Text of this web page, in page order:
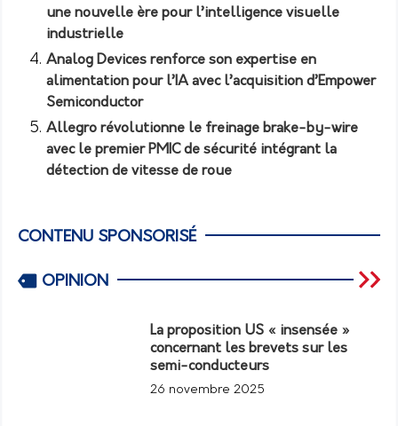
une nouvelle ère pour l’intelligence visuelle
industrielle
Analog Devices renforce son expertise en
alimentation pour l’IA avec l’acquisition d’Empower
Semiconductor
Allegro révolutionne le freinage brake-by-wire
avec le premier PMIC de sécurité intégrant la
détection de vitesse de roue
CONTENU SPONSORISÉ
OPINION
La proposition US « insensée »
concernant les brevets sur les
semi-conducteurs
26 novembre 2025